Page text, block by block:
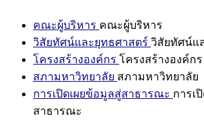
คณะผู้บริหาร คณะผู้บริหาร
วิสัยทัศน์และยุทธศาสตร์ วิสัยทัศน์แ
โครงสร้างองค์กร โครงสร้างองค์กร
สภามหาวิทยาลัย สภามหาวิทยาลัย
การเปิดเผยข้อมูลสู่สาธารณะ การเ
สาธารณะ